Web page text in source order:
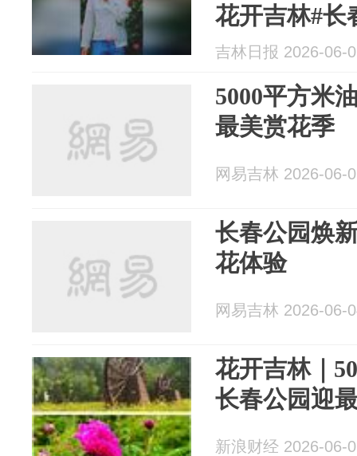
花开吉林#长
海君 一审：
吉林日报 2026-06-
5000平方米
最美赏花季
网易吉林 2026-06-
长春公园焕
花体验
网易吉林 2026-06-
花开吉林｜
长春公园迎
新浪财经 2026-06-